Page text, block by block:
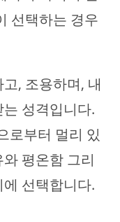
선택하는 경우
, 조용하며, 내
성격입니다.
로부터 멀리 있
평온함 그리
선택합니다.